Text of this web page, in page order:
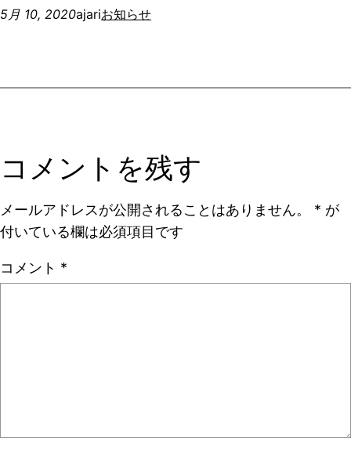
5月 10, 2020ajariお知らせ
コメントを残す
メールアドレスが公開されることはありません。 * が
付いている欄は必須項目です
コメント *